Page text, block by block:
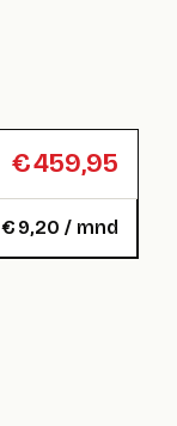
€459,95
€ 9,20 / mnd